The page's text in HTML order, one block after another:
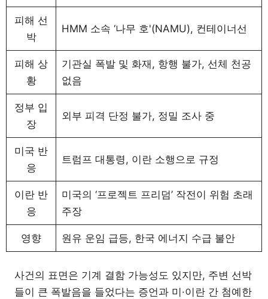
피해 선
박
HMM 소속 ‘나무 호'(NAMU), 컨테이너선
피해 상
황
기관실 폭발 및 화재, 항행 불가, 선체 천공
없음
정부 입
장
외부 피격 단정 불가, 정밀 조사 중
미국 반
응
트럼프 대통령, 이란 소행으로 규정
이란 반
응
미국의 ‘프로젝트 프리덤’ 작전이 위험 초래
주장
영향 원유 운임 급등, 한국 에너지 수급 불안
사건의 표면은 기계 결함 가능성도 있지만, 주변 선박
들이 큰 폭발음을 들었다는 증언과 미·이란 간 첨예한